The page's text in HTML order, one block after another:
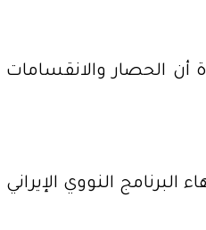
أن الحصار والانقسامات
النووي الإيراني